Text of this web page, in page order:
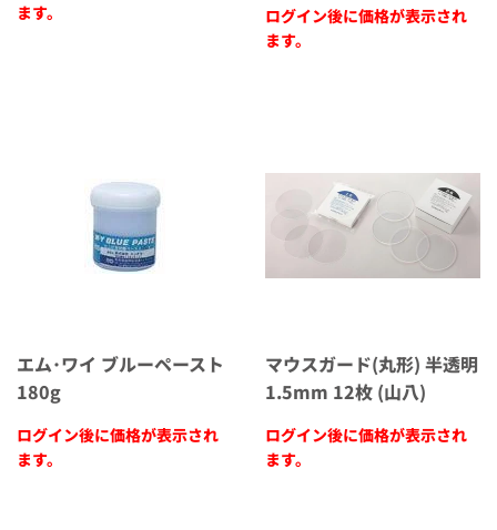
ます。
ログイン後に価格が表示され
ます。
エム･ワイ ブルーペースト
180g
ログイン後に価格が表示され
ます。
マウスガード(丸形) 半透明
1.5mm 12枚 (山八)
ログイン後に価格が表示され
ます。